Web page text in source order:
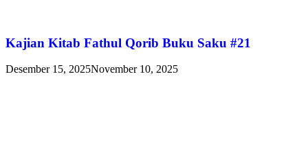
Kajian Kitab Fathul Qorib Buku Saku #21
Desember 15, 2025November 10, 2025